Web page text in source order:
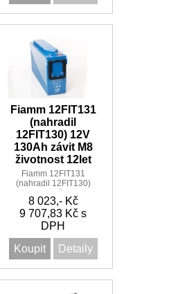
Fiamm 12FIT131
(nahradil
12FIT130) 12V
130Ah závit M8
životnost 12let
Fiamm 12FIT131
(nahradil 12FIT130)
12V 130Ah životnost
12let
8 023,- Kč
9 707,83 Kč s
DPH
Koupit
Detaily